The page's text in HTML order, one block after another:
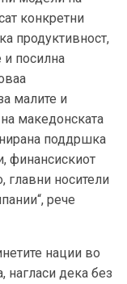
конкретни
продуктивност,
и посилна
малите и
на македонската
поддршка
финансискиот
главни носители
рече
нации во
нагласи дека без